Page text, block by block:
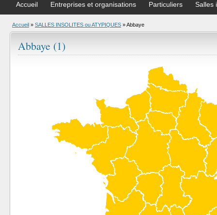
Accueil Entreprises et organisations Particuliers Salles
Accueil » SALLES INSOLITES ou ATYPIQUES »Abbaye
Abbaye (1)